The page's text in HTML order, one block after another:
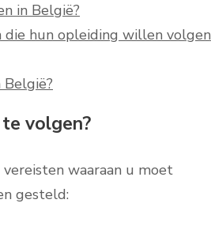
in België?
die hun opleiding willen volgen
volgen?
waaraan u moet
gesteld: